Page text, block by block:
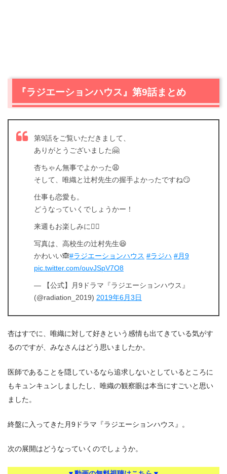
『ラジエーションハウス』第9話まとめ
第9話をご覧いただきまして、
ありがとうございました🤗
杏ちゃん無事でよかった😩
そして、唯織と辻村先生の握手よかったですね😏
仕事も恋愛も。
どうなっていくでしょうかー！
来週もお楽しみに👍🏼
写真は、高校生の辻村先生😆
かわいい🙈#ラジエーションハウス #ラジハ #月9
pic.twitter.com/ouvJSpV7O8
— 【公式】月9ドラマ『ラジエーションハウス』
(@radiation_2019) 2019年6月3日
杏はすでに、唯織に対して好きという感情も出てきている気がす
るのですが、みなさんはどう思いましたか。
医師であることを隠しているなら追求しないとしているところに
もキュンキュンしましたし、唯織の観察眼は本当にすごいと思い
ました。
終盤に入ってきた月9ドラマ『ラジエーションハウス』。
次の展開はどうなっていくのでしょうか。